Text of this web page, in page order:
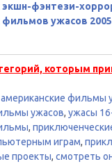
экшн-фэнтези-
фильмов ужасов
которым
американские фильмы
ужасов, ужасы
,
играм,
проекты, смотреть